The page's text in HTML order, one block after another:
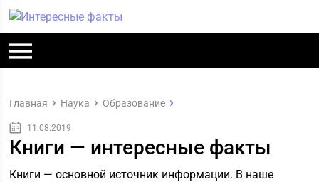
Главная Наука Образование
11.08.2019
Книги — интересные факты
Книги — основной источник информации. В наше